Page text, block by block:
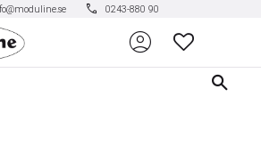
phone 0243-880 90
account_circle FAVORITER